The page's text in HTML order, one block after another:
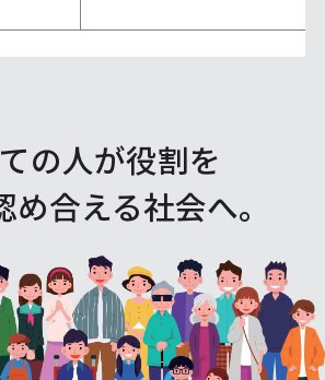
の人が役割を
合える社会へ。